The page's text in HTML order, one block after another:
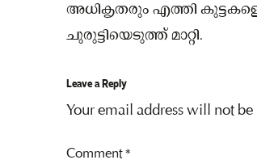
അധികൃതരും എത്തി കുട്ടകളെ
ചുരുട്ടിയെടുത്ത് മാറ്റി.
Leave a Reply
Your email address will not be
Comment*